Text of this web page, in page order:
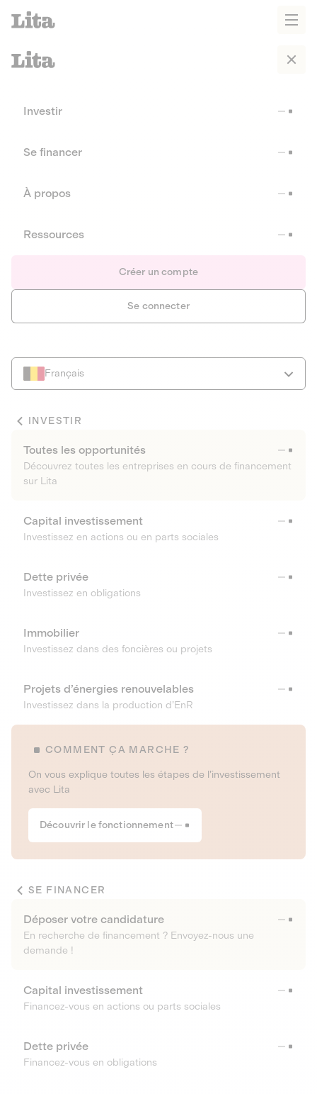
Investir
Se financer
À propos
Ressources
Créer un compte
Se connecter
Français
INVESTIR
Toutes les opportunités
Découvrez toutes les entreprises en cours de financement
sur Lita
Capital investissement
Investissez en actions ou en parts sociales
Dette privée
Investissez en obligations
Immobilier
Investissez dans des foncières ou projets
Projets d’énergies renouvelables
Investissez dans la production d’EnR
COMMENT ÇA MARCHE ?
On vous explique toutes les étapes de l’investissement
avec Lita
Découvrir le fonctionnement
SE FINANCER
Déposer votre candidature
En recherche de financement ? Envoyez-nous une
demande !
Capital investissement
Financez-vous en actions ou parts sociales
Dette privée
Financez-vous en obligations